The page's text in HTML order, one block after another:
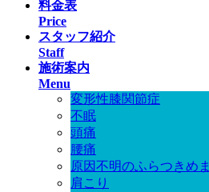
料金表
Price
スタッフ紹介
Staff
施術案内
Menu
変形性膝関節症
不眠
頭痛
腰痛
原因不明のふらつきめ
肩こり